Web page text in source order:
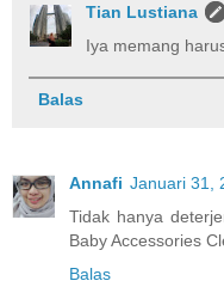
Tian Lustiana
Iya memang
Balas
Annafi Januari 31,
Tidak hanya
Baby Accessories
Balas